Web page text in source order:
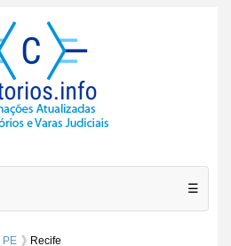
☰
PE Recife